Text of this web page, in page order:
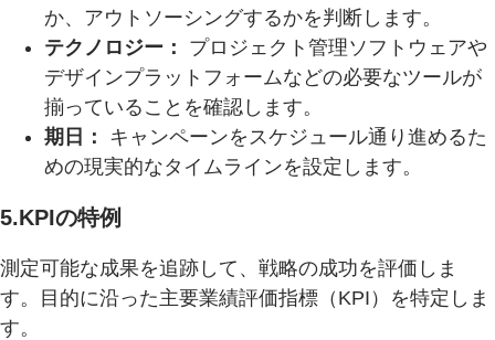
か、アウトソーシングするかを判断します。
テクノロジー：
プロジェクト管理ソフトウェアや
デザインプラットフォームなどの必要なツールが
揃っていることを確認します。
期日：
キャンペーンをスケジュール通り進めるた
めの現実的なタイムラインを設定します。
5.KPIの特例
測定可能な成果を追跡して、戦略の成功を評価しま
す。目的に沿った主要業績評価指標（KPI）を特定しま
す。